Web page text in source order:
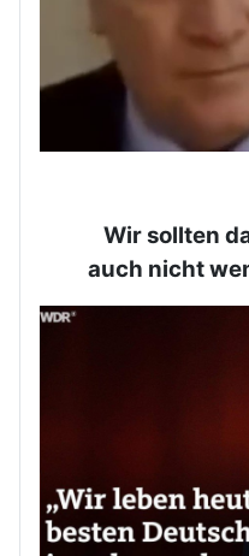
Wir sollten
auch nicht